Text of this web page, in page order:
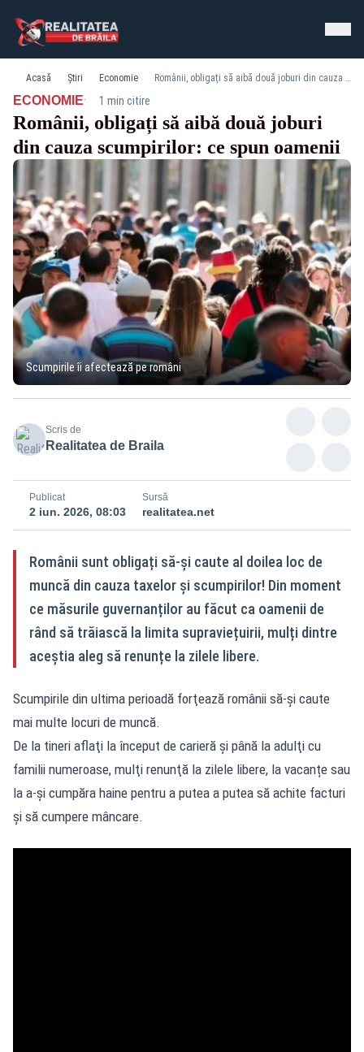
Acasă Știri Economie Românii, obligați să aibă două joburi din cauza scumpirilor: ce spun oamenii
ECONOMIE· 1 min citire
Românii, obligați să aibă două joburi
din cauza scumpirilor: ce spun oamenii
Scumpirile îi afectează pe români
Scris de
Realitatea de Braila
Publicat
2 iun. 2026, 08:03
Sursă
realitatea.net
Românii sunt obligați să-și caute al doilea loc de
muncă din cauza taxelor și scumpirilor! Din moment
ce măsurile guvernanților au făcut ca oamenii de
rând să trăiască la limita supraviețuirii, mulți dintre
aceștia aleg să renunțe la zilele libere.
Scumpirile din ultima perioadă forţează românii să-şi caute
mai multe locuri de muncă.
De la tineri aflaţi la început de carieră şi până la adulţi cu
familii numeroase, mulţi renunţă la zilele libere, la vacanțe sau
la a-și cumpăra haine pentru a putea a putea să achite facturi
și să cumpere mâncare.